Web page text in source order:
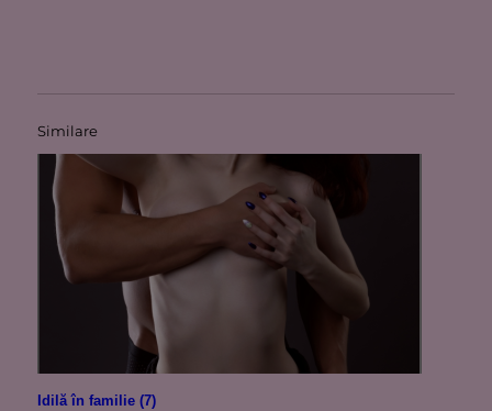
Similare
Idilă în familie (7)